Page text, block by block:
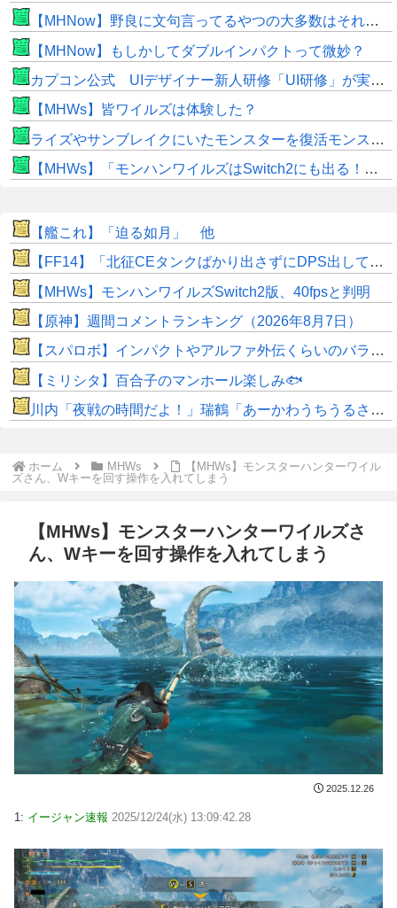
【MHNow】野良に文句言ってるやつの大多数はそれしてないだけの雑魚だから聞く耳持つだけムダよ
【MHNow】もしかしてダブルインパクトって微妙？
カプコン公式 UIデザイナー新人研修「UI研修」が実装まで進みました！
【MHWs】皆ワイルズは体験した？
ライズやサンブレイクにいたモンスターを復活モンスターと呼ぶのはやめよう
【MHWs】「モンハンワイルズはSwitch2にも出る！」👈こいつにかけたい言葉ｗｗｗｗｗｗｗｗｗ
【艦これ】「迫る如月」 他
【FF14】「北征CEタンクばかり出さずにDPS出してくれ！」安全重視のヒカセンが増えすぎた結果・・・CEにかかる時間がドンドン延びている？
【MHWs】モンハンワイルズSwitch2版、40fpsと判明
【原神】週間コメントランキング（2026年8月7日）
【スパロボ】インパクトやアルファ外伝くらいのバランス求む！！ → インパクトも最終的にはコアブースターで雑魚は一撃で倒せてたけどね
【ミリシタ】百合子のマンホール楽しみ🐟
川内「夜戦の時間だよ！」瑞鶴「あーかわうちうるさい！」
ホーム MHWs
【MHWs】モンスターハンターワイル
ズさん、Wキーを回す操作を入れてしまう
【MHWs】モンスターハンターワイルズさ
ん、Wキーを回す操作を入れてしまう
2025.12.26
1: イージャン速報 2025/12/24(水) 13:09:42.28